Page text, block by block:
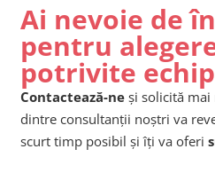
Ai nevoie de
pentru
potrivite
Contactează-ne și solicită
dintre consultanții noștri va
scurt timp posibil și îți va oferi